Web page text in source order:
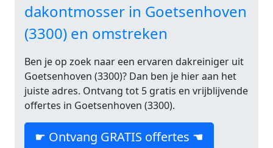
dakontmosser in Goetsenhoven
(3300) en omstreken
Ben je op zoek naar een ervaren dakreiniger uit
Goetsenhoven (3300)? Dan ben je hier aan het
juiste adres. Ontvang tot 5 gratis en vrijblijvende
offertes in Goetsenhoven (3300).
☛ Ontvang GRATIS offertes ☚